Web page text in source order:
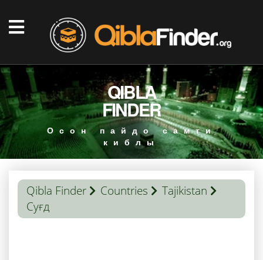
QIBLA
FINDER
Осон пайдо самти
киблы
Qibla Finder Countries
Tajikistan
Суғд